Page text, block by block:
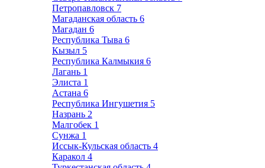
Петропавловск 7
Магаданская область 6
Магадан 6
Республика Тыва 6
Кызыл 5
Республика Калмыкия 6
Лагань 1
Элиста 1
Астана 6
Республика Ингушетия 5
Назрань 2
Малгобек 1
Сунжа 1
Иссык-Кульская область 4
Каракол 4